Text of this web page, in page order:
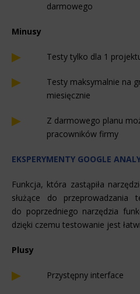
darmowego
Minusy
Testy tylko dla 1
Testy maksymalnie na
miesięcznie
Z darmowego planu
pracowników firmy
EKSPERYMENTY GOOGLE
Funkcja, która zastąpiła
służące do przeprowadzania
do poprzedniego narzędzia
dzięki czemu testowanie jest
Plusy
Przystępny interface